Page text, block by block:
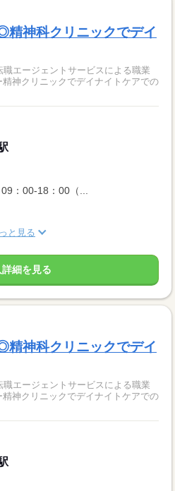
精神科クリニックでデイ
エージェントサービスによる職業
神クリニックでデイナイトケアでの
：00-18：00（...
と見る
細を見る
精神科クリニックでデイ
エージェントサービスによる職業
神クリニックでデイナイトケアでの